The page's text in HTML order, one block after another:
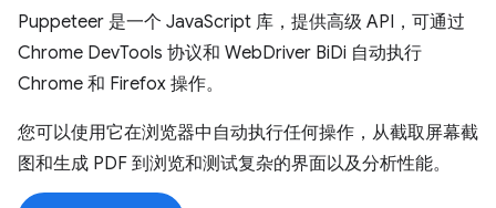
Puppeteer 是一个 JavaScript 库，提供高级 API，可通过
Chrome DevTools 协议和 WebDriver BiDi 自动执行
Chrome 和 Firefox 操作。
您可以使用它在浏览器中自动执行任何操作，从截取屏幕截
图和生成 PDF 到浏览和测试复杂的界面以及分析性能。